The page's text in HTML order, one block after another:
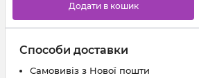
Додати в кошик
Способи доставки
Самовивіз з Нової пошти